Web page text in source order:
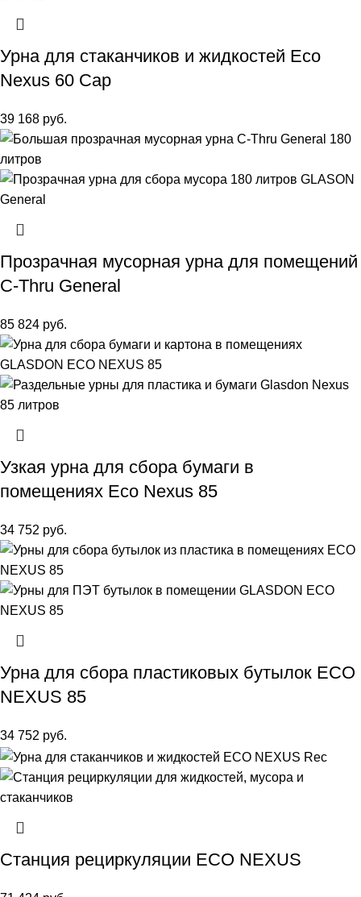
Урна для стаканчиков и жидкостей Eco
Nexus 60 Cap
39 168 руб.
Прозрачная мусорная урна для помещений
C-Thru General
85 824 руб.
Узкая урна для сбора бумаги в
помещениях Eco Nexus 85
34 752 руб.
Урна для сбора пластиковых бутылок ECO
NEXUS 85
34 752 руб.
Станция рециркуляции ECO NEXUS